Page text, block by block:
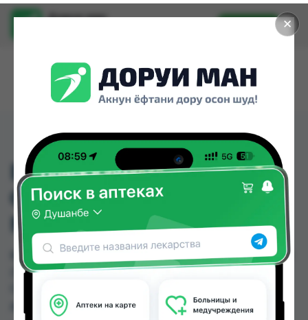
✕
Доруи ман
Установить
ВИИ БЕБИ ПУСТЫШКА
ОРТОДОНТИЧЕСКАЯ
№1 (784)
ВИИ БЕБИ ПУСТЫШКА ОРТОДОНТИЧЕСКАЯ №1
(784) можно купить или заказать в аптеках,
других городах Таджикистана